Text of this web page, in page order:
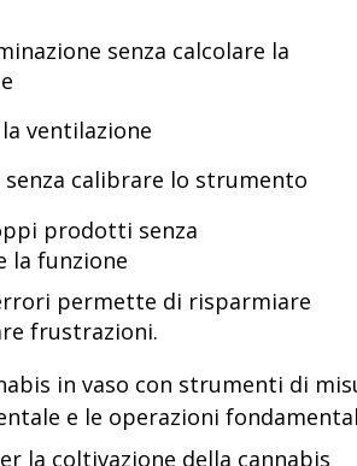
senza calcolare la
ventilazione
calibrare lo strumento
prodotti senza
la funzione
permette di risparmiare
frustrazioni.
la coltivazione della cannabis